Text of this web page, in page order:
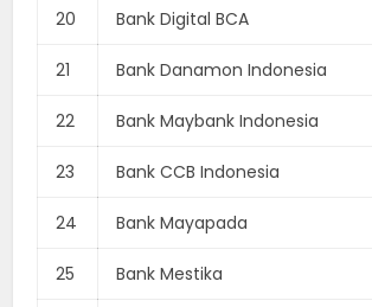
20 Bank Digital BCA
21 Bank Danamon Indonesia
22 Bank Maybank Indonesia
23 Bank CCB Indonesia
24 Bank Mayapada
25 Bank Mestika